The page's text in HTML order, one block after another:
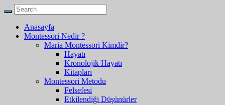
Anasayfa
Montessori Nedir ?
Maria Montessori Kimdir?
Hayatı
Kronolojik Hayatı
Kitapları
Montessori Metodu
Felsefesi
Etkilendiği Düşünürler